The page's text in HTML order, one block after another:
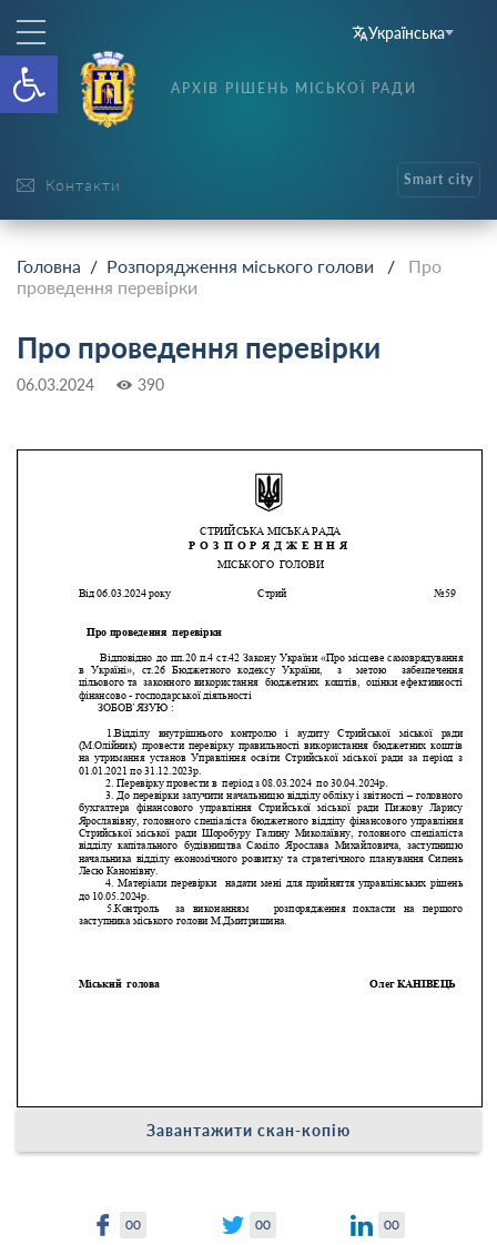
Відкрити Панель
Українська
Контакти
АРХІВ РІШЕНЬ МІСЬКОЇ РАДИ
Smart city
Головна / Розпорядження міського голови / Про
проведення перевірки
Про проведення перевірки
06.03.2024 390
Завантажити скан-копію
00 00 00